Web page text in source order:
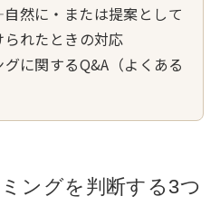
然に・または提案として
れたときの対応
に関するQ&A（よくある
ングを判断する3つ